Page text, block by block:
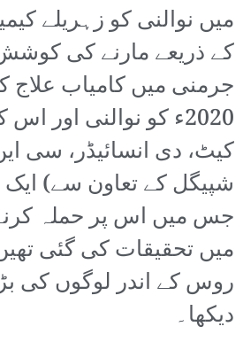
میں نوالنی کو زہریلے
کے ذریعے مارنے کی
2020ء کو نوالنی اور
کیٹ، دی انسائیڈر، سی
شپیگل کے تعاون سے)
جس میں اس پر حملہ
میں تحقیقات کی گئی
روس کے اندر لوگوں کی
دیکھا۔